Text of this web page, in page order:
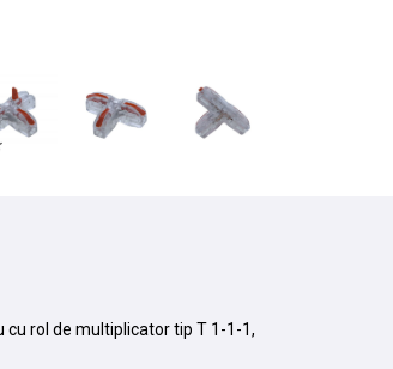
rol de multiplicator tip T 1-1-1,